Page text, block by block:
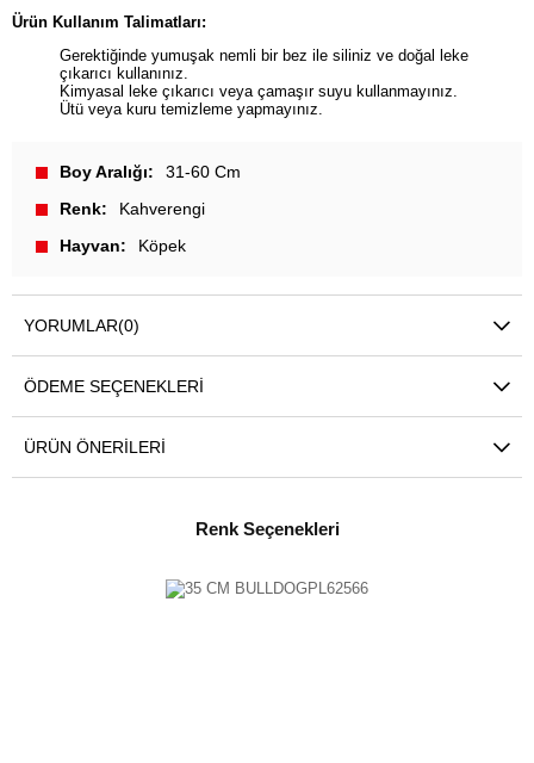
Ürün Kullanım Talimatları:
Gerektiğinde yumuşak nemli bir bez ile siliniz ve doğal leke
çıkarıcı kullanınız.
Kimyasal leke çıkarıcı veya çamaşır suyu kullanmayınız.
Ütü veya kuru temizleme yapmayınız.
Boy Aralığı
31-60 Cm
Renk
Kahverengi
Hayvan
Köpek
YORUMLAR(0)
ÖDEME SEÇENEKLERI
ÜRÜN ÖNERILERI
Renk Seçenekleri